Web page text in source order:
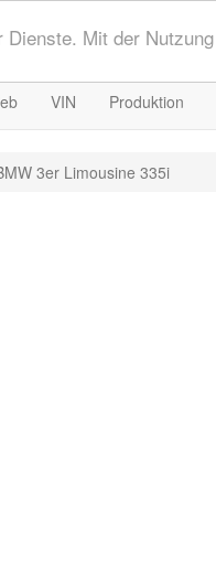
Mit der
VIN Produktion
3er Limousine 335i